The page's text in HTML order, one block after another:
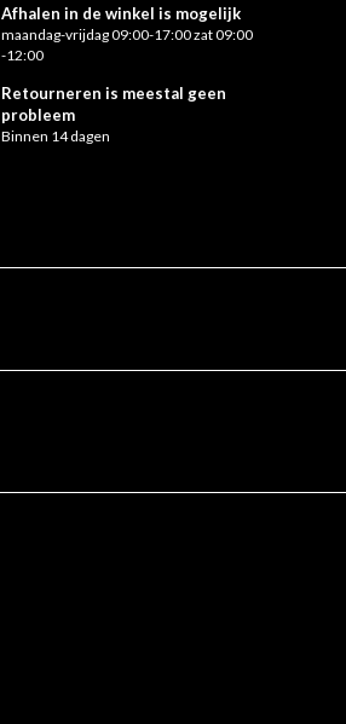
Afhalen in de winkel is mogelijk
maandag-vrijdag 09:00-17:00 zat 09:00
-12:00
Retourneren is meestal geen
probleem
Binnen 14 dagen